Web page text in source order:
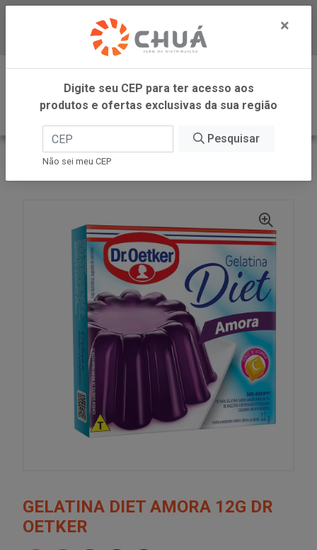
Baixe já nosso APP
0
INÍCIO
DR OETKER BRASIL
GELATINA DIET AMORA 12G DR
OETKER
×
Digite seu CEP para ter acesso aos
produtos e ofertas exclusivas da sua região
Pesquisar
Não sei meu CEP